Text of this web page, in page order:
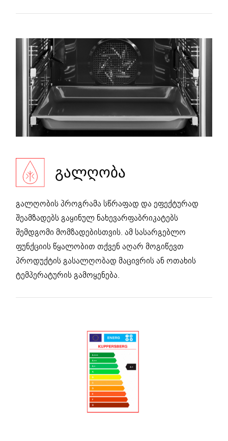
ᲒᲐᲚᲦᲝᲑᲐ
გალღობის პროგრამა სწრაფად და ეფექტურად
შეამზადებს გაყინულ ნახევარფაბრიკატებს
შემდგომი მომზადებისთვის. ამ სასარგებლო
ფუნქციის წყალობით თქვენ აღარ მოგიწევთ
პროდუქტის გასალღობად მაცივრის ან ოთახის
ტემპერატურის გამოყენება.